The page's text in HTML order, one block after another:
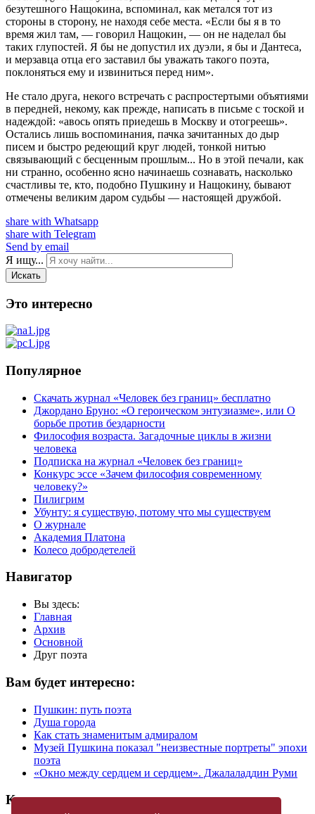
безутешного Нащокина, вспоминал, как метался тот из
стороны в сторону, не находя себе места. «Если бы я в то
время жил там, — говорил Нащокин, — он не наделал бы
таких глупостей. Я бы не допустил их дуэли, я бы и Дантеса,
и мерзавца отца его заставил бы уважать такого поэта,
поклоняться ему и извиниться перед ним».
Не стало друга, некого встречать с распростертыми объятиями
в передней, некому, как прежде, написать в письме с тоской и
надеждой: «авось опять приедешь в Москву и отогреешь».
Остались лишь воспоминания, пачка зачитанных до дыр
писем и быстро редеющий круг людей, тонкой нитью
связывающий с бесценным прошлым... Но в этой печали, как
ни странно, особенно ясно начинаешь сознавать, насколько
счастливы те, кто, подобно Пушкину и Нащокину, бывают
отмечены великим даром судьбы — настоящей дружбой.
share with Whatsapp
share with Telegram
Send by email
Я ищу...
Искать
Это интересно
Популярное
Скачать журнал «Человек без границ» бесплатно
Джордано Бруно: «О героическом энтузиазме», или О
борьбе против бездарности
Философия возраста. Загадочные циклы в жизни
человека
Подписка на журнал «Человек без границ»
Конкурс эссе «Зачем философия современному
человеку?»
Пилигрим
Убунту: я существую, потому что мы существуем
О журнале
Академия Платона
Колесо добродетелей
Навигатор
Вы здесь:
Главная
Архив
Основной
Друг поэта
Вам будет интересно:
Пушкин: путь поэта
Душа города
Как стать знаменитым адмиралом
Музей Пушкина показал "неизвестные портреты" эпохи
поэта
«Окно между сердцем и сердцем». Джалаладдин Руми
Купить журнал